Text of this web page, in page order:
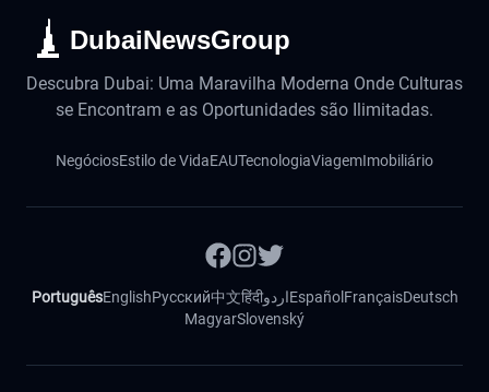
DubaiNewsGroup
Descubra Dubai: Uma Maravilha Moderna Onde Culturas
se Encontram e as Oportunidades são Ilimitadas.
NegóciosEstilo de VidaEAUTecnologiaViagemImobiliário
PortuguêsEnglishРусский中文हिंदीاردوEspañol FrançaisDeutsch
MagyarSlovenský